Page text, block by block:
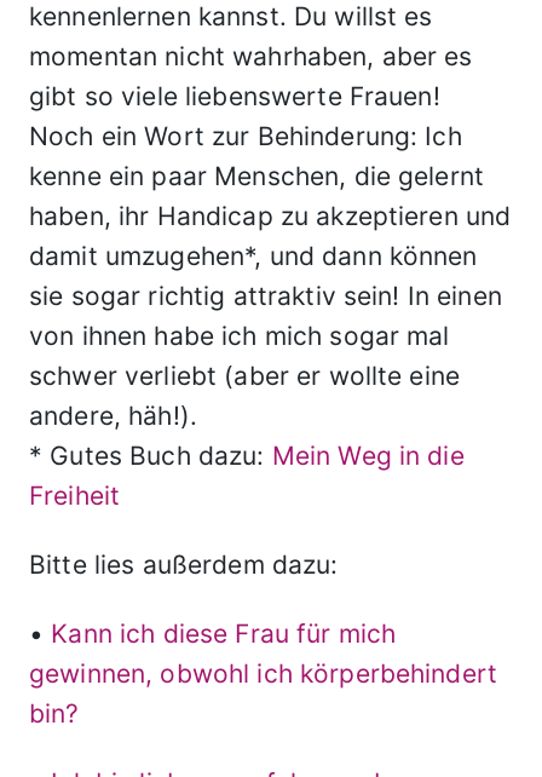
kennenlernen kannst. Du willst es
momentan nicht wahrhaben, aber es
gibt so viele liebenswerte Frauen!
Noch ein Wort zur Behinderung: Ich
kenne ein paar Menschen, die gelernt
haben, ihr Handicap zu akzeptieren und
damit umzugehen*, und dann können
sie sogar richtig attraktiv sein! In einen
von ihnen habe ich mich sogar mal
schwer verliebt (aber er wollte eine
andere, häh!).
* Gutes Buch dazu: Mein Weg in die
Freiheit
Bitte lies außerdem dazu:
• Kann ich diese Frau für mich
gewinnen, obwohl ich körperbehindert
bin?